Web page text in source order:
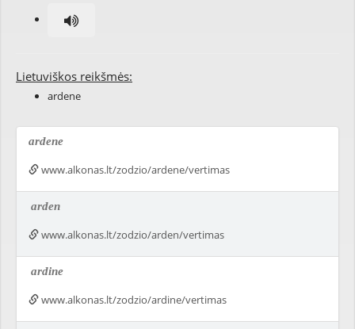
Lietuviškos reikšmės:
ardene
ardene
www.alkonas.lt/zodzio/ardene/vertimas
arden
www.alkonas.lt/zodzio/arden/vertimas
ardine
www.alkonas.lt/zodzio/ardine/vertimas